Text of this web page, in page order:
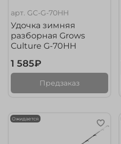
арт. GC-G-70HH
Удочка зимняя
разборная Grows
Culture G-70HH
1 585₽
Предзаказ
Ожидается